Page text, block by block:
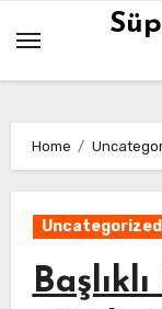
content
Home
Uncategorized